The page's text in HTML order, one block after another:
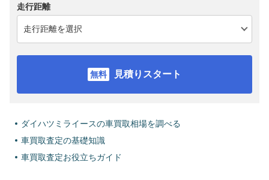
走行距離
見積りスタート
ダイハツミライースの車買取相場を調べる
車買取査定の基礎知識
車買取査定お役立ちガイド